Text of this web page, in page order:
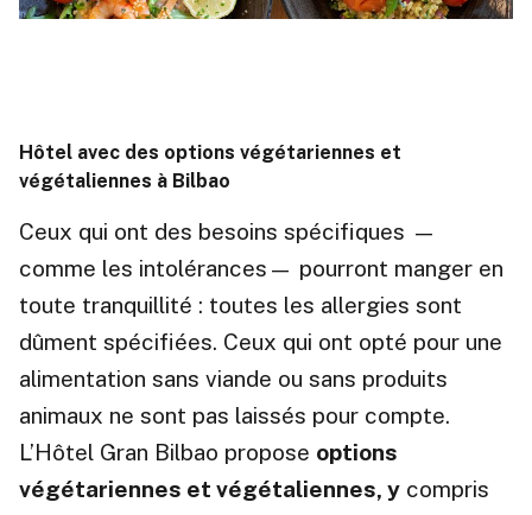
Hôtel avec des options végétariennes et
végétaliennes à Bilbao
Ceux qui ont des besoins spécifiques —
comme les intolérances— pourront manger en
toute tranquillité : toutes les allergies sont
dûment spécifiées. Ceux qui ont opté pour une
alimentation sans viande ou sans produits
animaux ne sont pas laissés pour compte.
L’Hôtel Gran Bilbao propose options
végétariennes et végétaliennes, y compris